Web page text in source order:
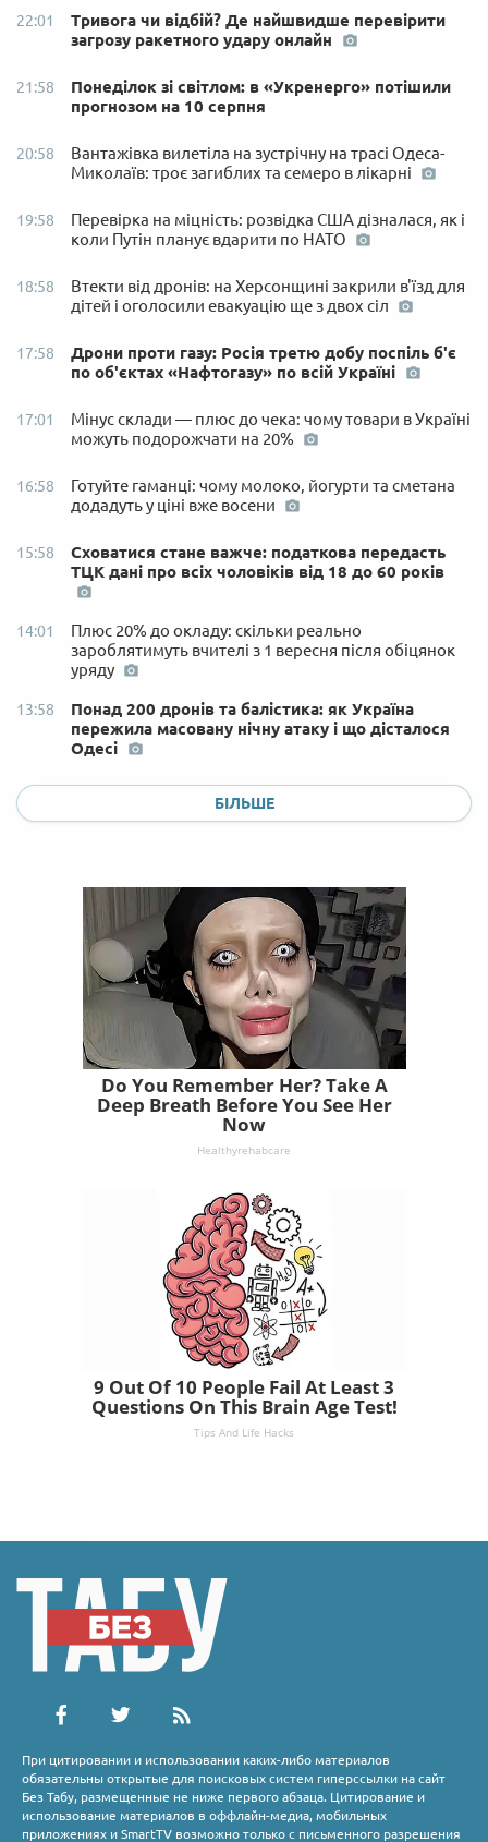
22:01
Тривога чи відбій? Де найшвидше перевірити
загрозу ракетного удару онлайн
21:58
Понеділок зі світлом: в «Укренерго» потішили
прогнозом на 10 серпня
20:58
Вантажівка вилетіла на зустрічну на трасі Одеса-
Миколаїв: троє загиблих та семеро в лікарні
19:58
Перевірка на міцність: розвідка США дізналася, як і
коли Путін планує вдарити по НАТО
18:58
Втекти від дронів: на Херсонщині закрили в'їзд для
дітей і оголосили евакуацію ще з двох сіл
17:58
Дрони проти газу: Росія третю добу поспіль б'є
по об'єктах «Нафтогазу» по всій Україні
17:01
Мінус склади — плюс до чека: чому товари в Україні
можуть подорожчати на 20%
16:58
Готуйте гаманці: чому молоко, йогурти та сметана
додадуть у ціні вже восени
15:58
Сховатися стане важче: податкова передасть
ТЦК дані про всіх чоловіків від 18 до 60 років
14:01
Плюс 20% до окладу: скільки реально
зароблятимуть вчителі з 1 вересня після обіцянок
уряду
13:58
Понад 200 дронів та балістика: як Україна
пережила масовану нічну атаку і що дісталося
Одесі
БІЛЬШЕ
Do You Remember Her? Take A
Deep Breath Before You See Her
Now
Healthyrehabcare
9 Out Of 10 People Fail At Least 3
Questions On This Brain Age Test!
Tips And Life Hacks
При цитировании и использовании каких-либо материалов
обязательны открытые для поисковых систем гиперссылки на сайт
Без Табу, размещенные не ниже первого абзаца. Цитирование и
использование материалов в оффлайн-медиа, мобильных
приложениях и SmartTV возможно только с письменного разрешения